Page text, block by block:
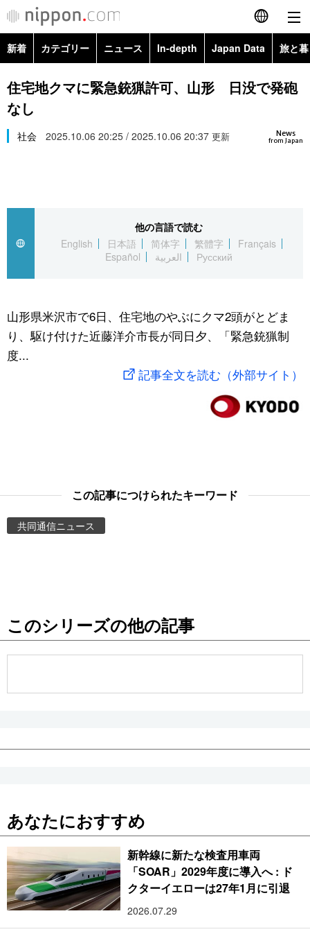
English
简体字
Русский
カテゴリー
経済・ビジネス
国際
文化
トップ
アーカイブ
In-depth
Japan Data
動画/Live
People
新着 カテゴリー ニュース In-depth Japan Data 旅と
政治・外交
経済・ビジネス
スポーツ・東京2020
Topics
住宅地クマに緊急銃猟許可、山形 日没で発砲
なし
News
from Japan
社会 2025.10.06 20:25 / 2025.10.06 20:37 更新
他の言語で読む
English
日本語 简体字 繁體字
Français
Español
العربية Русский
山形県米沢市で6日、住宅地のやぶにクマ2頭がとどま
り、駆け付けた近藤洋介市長が同日夕、「緊急銃猟制
度...
記事全文を読む（外部サイト）
この記事につけられたキーワード
共同通信ニュース
このシリーズの他の記事
あなたにおすすめ
新幹線に新たな検査用車両
「SOAR」2029年度に導入へ : ド
クターイエローは27年1月に引退
2026.07.29